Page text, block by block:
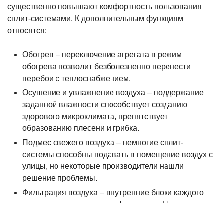
существенно повышают комфортность пользования
сплит-системами. К дополнительным функциям
относятся:
Обогрев – переключение агрегата в режим
обогрева позволит безболезненно перенести
перебои с теплоснабжением.
Осушение и увлажнение воздуха – поддержание
заданной влажности способствует созданию
здорового микроклимата, препятствует
образованию плесени и грибка.
Подмес свежего воздуха – немногие сплит-
системы способны подавать в помещение воздух с
улицы, но некоторые производители нашли
решение проблемы.
Фильтрация воздуха – внутренние блоки каждого